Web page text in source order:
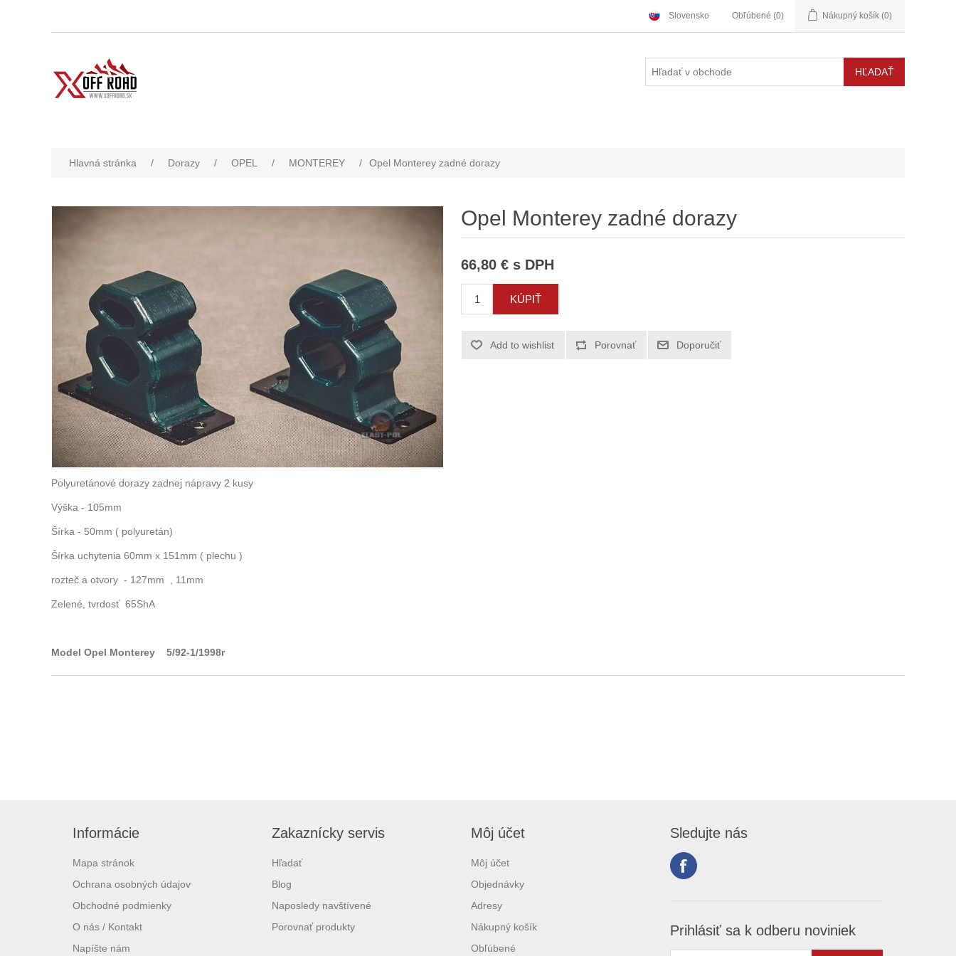
Slovensko Obľúbené (0) Nákupný košík (0)
Hlavná stránka / Dorazy / OPEL / MONTEREY / Opel Monterey zadné dorazy
Opel Monterey zadné dorazy
66,80 € s DPH
Polyuretánové dorazy zadnej nápravy 2 kusy
Výška - 105mm
Šírka - 50mm ( polyuretán)
Šírka uchytenia 60mm x 151mm ( plechu )
rozteč a otvory - 127mm , 11mm
Zelené, tvrdosť 65ShA
Model Opel Monterey 5/92-1/1998r
Informácie
Mapa stránok
Ochrana osobných údajov
Obchodné podmienky
O nás / Kontakt
Napíšte nám
Zakaznícky servis
Hľadať
Blog
Naposledy navštívené
Porovnať produkty
Môj účet
Môj účet
Objednávky
Adresy
Nákupný košík
Obľúbené
Sledujte nás
Prihlásiť sa k odberu noviniek